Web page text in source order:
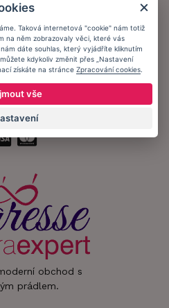
obchod s
prádlem.
memorandum
v kontaktu.
platby:
Taková internetová "cookie" nám totiž
na něm zobrazovaly věci, které vás
dáte souhlas, který vyjádříte kliknutím
kdykoliv změnit přes „Nastavení
získáte na stránce Zpracování cookies
vše